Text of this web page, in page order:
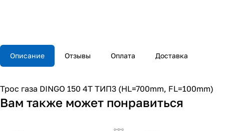
Описание Отзывы Оплата Доставка
Трос газа DINGO 150 4Т ТИП3 (НL=700mm, FL=100mm)
Вам также может понравиться